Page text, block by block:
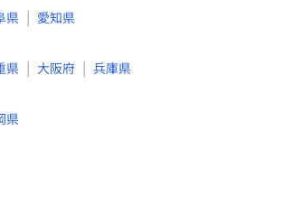
県 | 愛知県
県 | 大阪府 | 兵庫県
県